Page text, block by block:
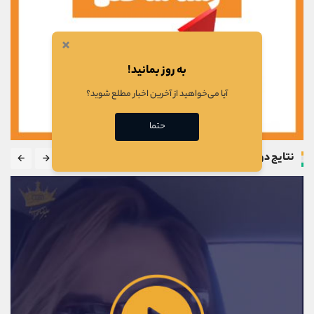
نتایج دوره
×
به روز بمانید!
آیا می‌خواهید از آخرین اخبار مطلع شوید؟
حتما